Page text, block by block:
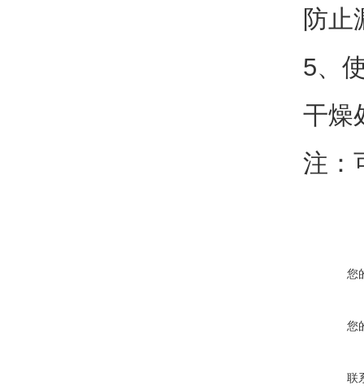
防止
5、
干燥
注：
您
您
联